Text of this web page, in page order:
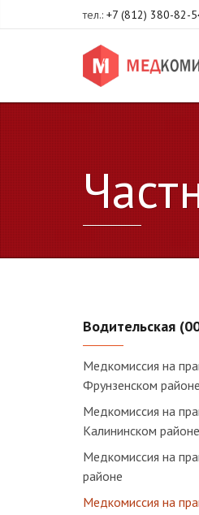
тел.: +7 (812) 380-82-
Водительская
Медкомиссия на
Фрунзенском районе
Медкомиссия на
Калининском районе
Медкомиссия на
районе
Медкомиссия на